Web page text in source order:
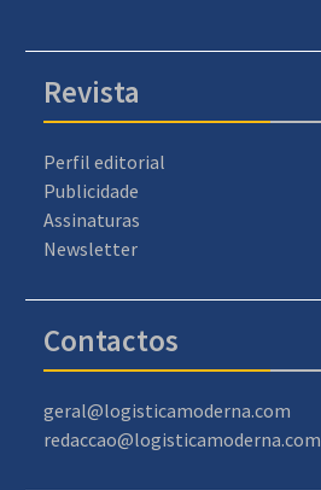
Revista
Perfil editorial
Publicidade
Assinaturas
Newsletter
Contactos
geral@logisticamoderna.com
redaccao@logisticamoderna.com